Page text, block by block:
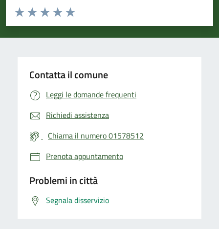
Valuta da 1 a 5 stelle la pagina
Valuta 5 stelle su 5
Valuta 4 stelle su 5
Valuta 3 stelle su 5
Valuta 2 stelle su 5
Valuta 1 stelle su 5
Contatta il comune
Leggi le domande frequenti
Richiedi assistenza
Chiama il numero 01578512
Prenota appuntamento
Problemi in città
Segnala disservizio